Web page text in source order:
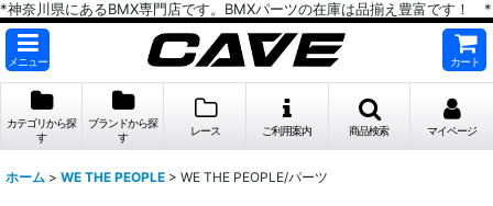
*神奈川県にあるBMX専門店です。BMXパーツの在庫は品揃え豊富です！ *
メニュー カート
カテゴリから探
す
ブランドから探
す
レース ご利用案内 商品検索 マイページ
ホーム > WE THE PEOPLE > WE THE PEOPLE/パーツ